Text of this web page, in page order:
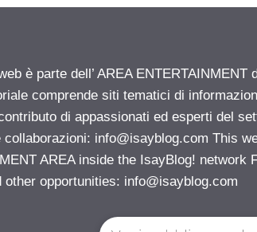
è parte dell’ AREA ENTERTAINMENT
comprende siti tematici di
di appassionati ed esperti del
collaborazioni: info@isayblog.com This
AREA inside the IsayBlog! network
other opportunities: info@isayblog.com